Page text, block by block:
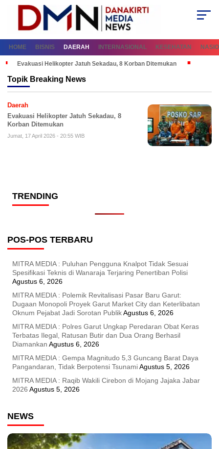
HOME BISNIS DAERAH INTERNASIONAL KESEHATAN
Evakuasi Helikopter Jatuh Sekadau, 8 Korban Ditemukan
Topik Breaking News
Daerah
Evakuasi Helikopter Jatuh Sekadau, 8
Korban Ditemukan
Jumat, 17 April 2026 - 20:55 WIB
TRENDING
POS-POS TERBARU
MITRA MEDIA : Puluhan Pengguna Knalpot Tidak Sesuai
Spesifikasi Teknis di Wanaraja Terjaring Penertiban Polisi
Agustus 6, 2026
MITRA MEDIA : Polemik Revitalisasi Pasar Baru Garut:
Dugaan Monopoli Proyek Garut Market City dan Keterlibatan
Oknum Pejabat Jadi Sorotan PublikAgustus 6, 2026
MITRA MEDIA : Polres Garut Ungkap Peredaran Obat Keras
Terbatas Ilegal, Ratusan Butir dan Dua Orang Berhasil
Diamankan Agustus 6, 2026
MITRA MEDIA : Gempa Magnitudo 5,3 Guncang Barat Daya
Pangandaran, Tidak Berpotensi TsunamiAgustus 5, 2026
MITRA MEDIA : Raqib Wakili Cirebon di Mojang Jajaka Jabar
2026 Agustus 5, 2026
NEWS